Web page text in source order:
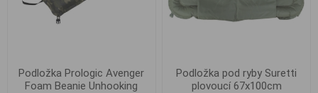
Podložka Prologic Avenger
Foam Beanie Unhooking
Podložka pod ryby Suretti
plovoucí 67x100cm